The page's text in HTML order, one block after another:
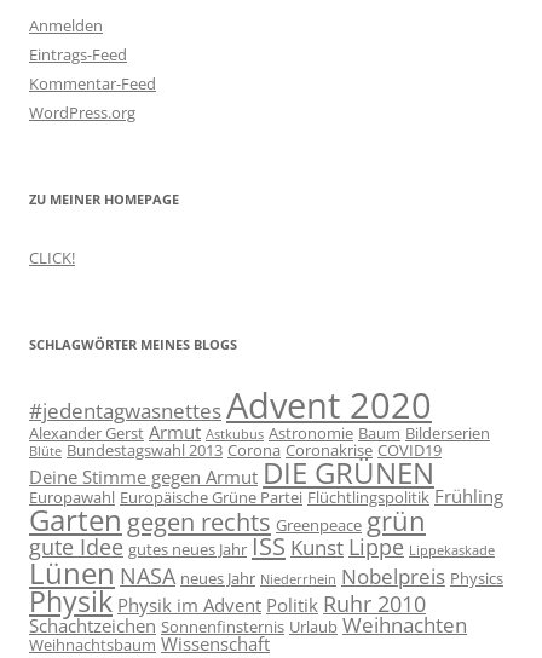
Anmelden
Eintrags-Feed
Kommentar-Feed
WordPress.org
ZU MEINER HOMEPAGE
CLICK!
SCHLAGWÖRTER MEINES BLOGS
#jedentagwasnettesAdvent 2020
Alexander Gerst Armut Astkubus Astronomie Baum Bilderserien
Blüte Bundestagswahl 2013 Corona Coronakrise COVID19
Deine Stimme gegen Armut DIE GRÜNEN
Europawahl Europäische Grüne Partei Flüchtlingspolitik Frühling
Garten gegen rechts Greenpeace grün
gute Idee gutes neues Jahr ISS Kunst Lippe Lippekaskade
Lünen NASA neues Jahr Niederrhein Nobelpreis Physics
Physik Physik im Advent Politik Ruhr 2010
Schachtzeichen Sonnenfinsternis Urlaub Weihnachten
Weihnachtsbaum Wissenschaft